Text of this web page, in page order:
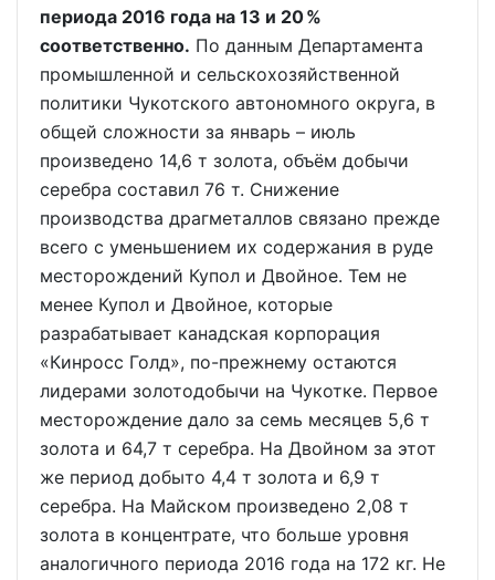
периода 2016 года на 13 и 20 %
соответственно. По данным Департамента
промышленной и сельскохозяйственной
политики Чукотского автономного округа, в
общей сложности за январь – июль
произведено 14,6 т золота, объём добычи
серебра составил 76 т. Снижение
производства драгметаллов связано прежде
всего с уменьшением их содержания в руде
месторождений Купол и Двойное. Тем не
менее Купол и Двойное, которые
разрабатывает канадская корпорация
«Кинросс Голд», по-прежнему остаются
лидерами золотодобычи на Чукотке. Первое
месторождение дало за семь месяцев 5,6 т
золота и 64,7 т серебра. На Двойном за этот
же период добыто 4,4 т золота и 6,9 т
серебра. На Майском произведено 2,08 т
золота в концентрате, что больше уровня
аналогичного периода 2016 года на 172 кг. Не